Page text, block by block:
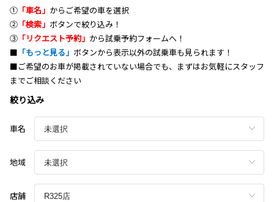
① 「車名」 からご希望の車を選択
② 「検索」 ボタンで絞り込み！
③ 「リクエスト予約」 から試乗予約フォームへ！
■ 「もっと見る」 ボタンから表示以外の試乗車も見られます！
■ご希望のお車が掲載されていない場合でも、まずはお気軽にスタッフ
までご相談ください
絞り込み
車名
地域
店舗